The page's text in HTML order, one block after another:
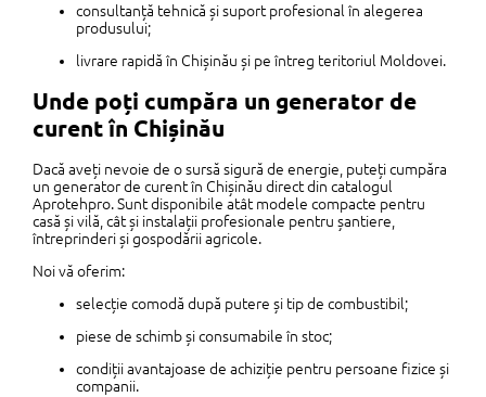
consultanță tehnică și suport profesional în alegerea
produsului;
livrare rapidă în Chișinău și pe întreg teritoriul Moldovei.
Unde poți cumpăra un generator de
curent în Chișinău
Dacă aveți nevoie de o sursă sigură de energie, puteți cumpăra
un generator de curent în Chișinău direct din catalogul
Aprotehpro. Sunt disponibile atât modele compacte pentru
casă și vilă, cât și instalații profesionale pentru șantiere,
întreprinderi și gospodării agricole.
Noi vă oferim:
selecție comodă după putere și tip de combustibil;
piese de schimb și consumabile în stoc;
condiții avantajoase de achiziție pentru persoane fizice și
companii.